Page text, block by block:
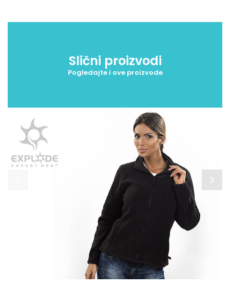
Slični proizvodi
Pogledajte i ove proizvode